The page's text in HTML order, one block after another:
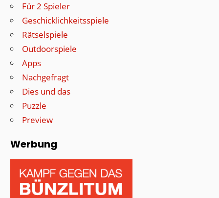
Für 2 Spieler
Geschicklichkeitsspiele
Rätselspiele
Outdoorspiele
Apps
Nachgefragt
Dies und das
Puzzle
Preview
Werbung